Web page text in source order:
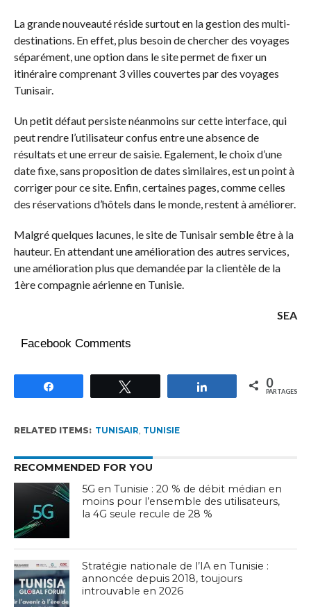
La grande nouveauté réside surtout en la gestion des multi-
destinations. En effet, plus besoin de chercher des voyages
séparément, une option dans le site permet de fixer un
itinéraire comprenant 3 villes couvertes par des voyages
Tunisair.
Un petit défaut persiste néanmoins sur cette interface, qui
peut rendre l’utilisateur confus entre une absence de
résultats et une erreur de saisie. Egalement, le choix d’une
date fixe, sans proposition de dates similaires, est un point à
corriger pour ce site. Enfin, certaines pages, comme celles
des réservations d’hôtels dans le monde, restent à améliorer.
Malgré quelques lacunes, le site de Tunisair semble être à la
hauteur. En attendant une amélioration des autres services,
une amélioration plus que demandée par la clientèle de la
1ère compagnie aérienne en Tunisie.
SEA
Facebook Comments
Partagez 0
PARTAGES
RELATED ITEMS: TUNISAIR, TUNISIE
RECOMMENDED FOR YOU
5G en Tunisie : 20 % de débit médian en
moins pour l’ensemble des utilisateurs,
la 4G seule recule de 28 %
Stratégie nationale de l’IA en Tunisie :
annoncée depuis 2018, toujours
introuvable en 2026